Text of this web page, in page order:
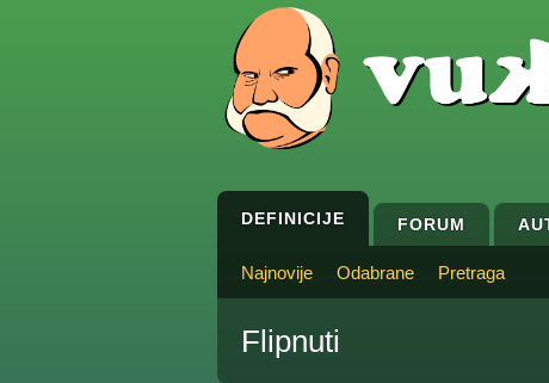
DEFINICIJE FORUM
Najnovije Odabrane Pretraga
Flipnuti